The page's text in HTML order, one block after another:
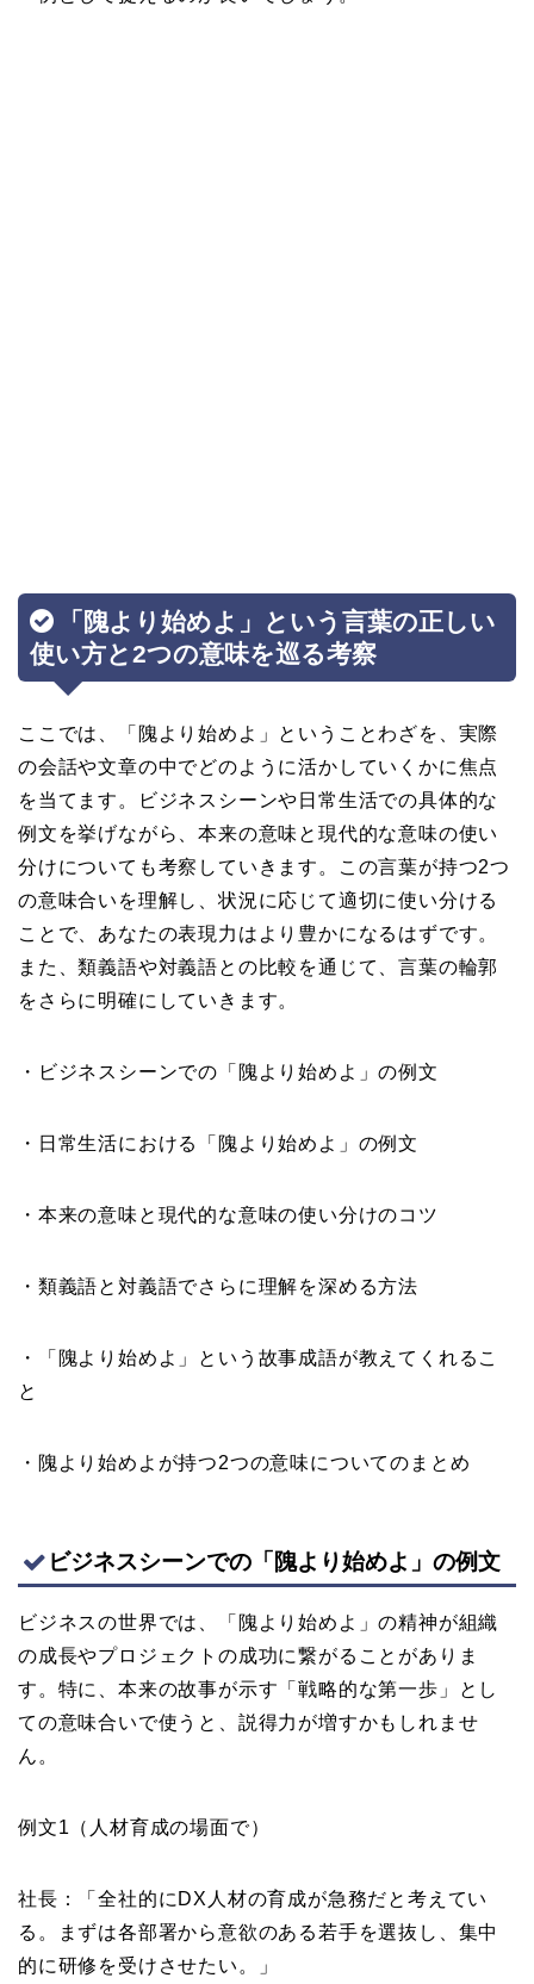
「隗より始めよ」という言葉の正しい
使い方と2つの意味を巡る考察
ここでは、「隗より始めよ」ということわざを、実際
の会話や文章の中でどのように活かしていくかに焦点
を当てます。ビジネスシーンや日常生活での具体的な
例文を挙げながら、本来の意味と現代的な意味の使い
分けについても考察していきます。この言葉が持つ2つ
の意味合いを理解し、状況に応じて適切に使い分ける
ことで、あなたの表現力はより豊かになるはずです。
また、類義語や対義語との比較を通じて、言葉の輪郭
をさらに明確にしていきます。
・ビジネスシーンでの「隗より始めよ」の例文
・日常生活における「隗より始めよ」の例文
・本来の意味と現代的な意味の使い分けのコツ
・類義語と対義語でさらに理解を深める方法
・「隗より始めよ」という故事成語が教えてくれるこ
と
・隗より始めよが持つ2つの意味についてのまとめ
ビジネスシーンでの「隗より始めよ」の例文
ビジネスの世界では、「隗より始めよ」の精神が組織
の成長やプロジェクトの成功に繋がることがありま
す。特に、本来の故事が示す「戦略的な第一歩」とし
ての意味合いで使うと、説得力が増すかもしれませ
ん。
例文1（人材育成の場面で）
社長：「全社的にDX人材の育成が急務だと考えてい
る。まずは各部署から意欲のある若手を選抜し、集中
的に研修を受けさせたい。」